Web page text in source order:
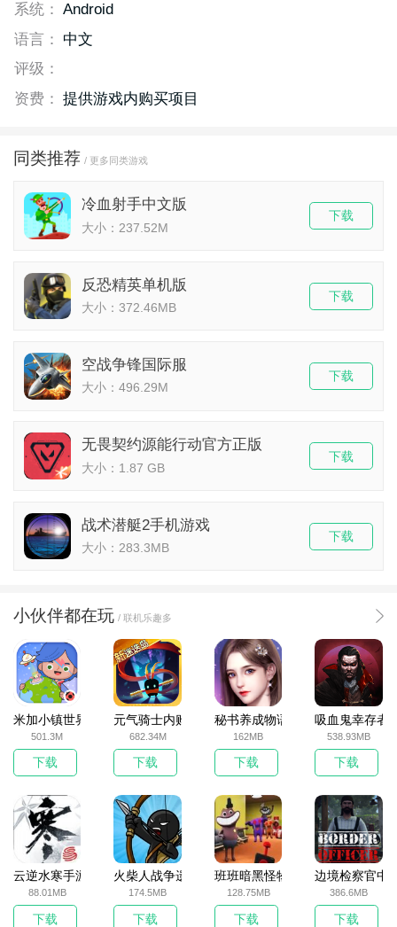
系统： Android
语言：
中文
评级：
资费： 提供游戏内购买项目
同类推荐 / 更多同类游戏
冷血射手中文版
大小：237.52M
下载
反恐精英单机版
大小：372.46MB
下载
空战争锋国际服
大小：496.29M
下载
无畏契约源能行动官方正版
大小：1.87 GB
下载
战术潜艇2手机游戏
大小：283.3MB
下载
小伙伴都在玩 / 联机乐趣多
米加小镇世界2025官方版
501.3M
下载
元气骑士内购破解版
682.34M
下载
秘书养成物语
162MB
下载
吸血鬼幸存者
538.93MB
下载
云逆水寒手游
88.01MB
下载
火柴人战争遗产无敌版
174.5MB
下载
班班暗黑怪物生存挑战5
128.75MB
下载
边境检察官中
386.6MB
下载